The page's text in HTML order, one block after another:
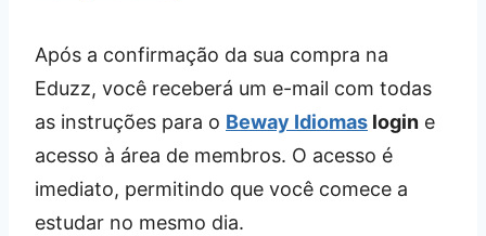
Após a confirmação da sua compra na
Eduzz, você receberá um e-mail com todas
as instruções para o Beway Idiomas login e
acesso à área de membros. O acesso é
imediato, permitindo que você comece a
estudar no mesmo dia.